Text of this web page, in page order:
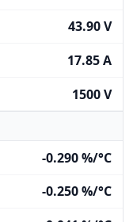
43.90 V
17.85 A
1500 V
-0.290 %/°C
-0.250 %/°C